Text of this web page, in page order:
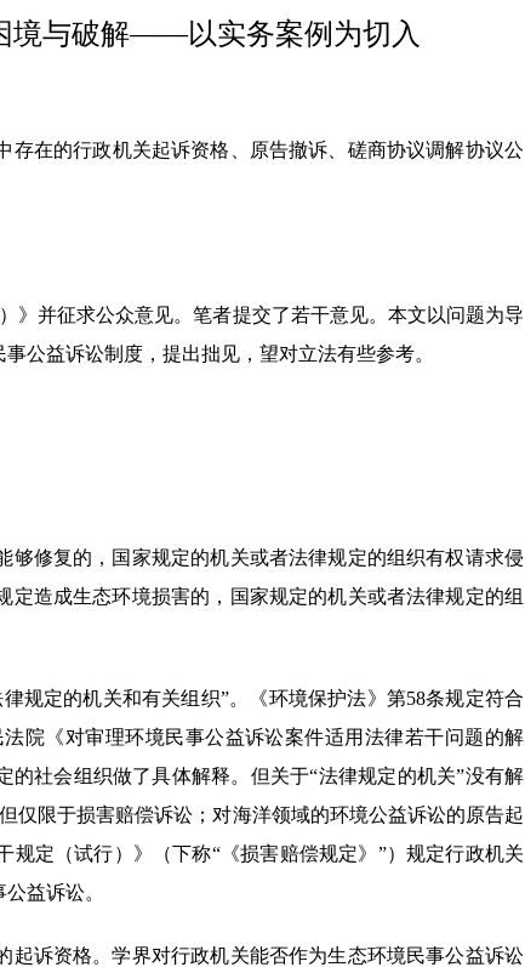
境与破解——以实务案例为切入
在的行政机关起诉资格、原告撤诉、磋商协议调解协议公
》并征求公众意见。笔者提交了若干意见。本文以问题为导
公益诉讼制度，提出拙见，望对立法有些参考。
够修复的，国家规定的机关或者法律规定的组织有权请求侵
造成生态环境损害的，国家规定的机关或者法律规定的组
规定的机关和有关组织”。《环境保护法》第58条规定符合
院《对审理环境民事公益诉讼案件适用法律若干问题的解
社会组织做了具体解释。但关于“法律规定的机关”没有解
仅限于损害赔偿诉讼；对海洋领域的环境公益诉讼的原告起
定（试行）》（下称“《损害赔偿规定》”）规定行政机关
益诉讼。
诉资格。学界对行政机关能否作为生态环境民事公益诉讼